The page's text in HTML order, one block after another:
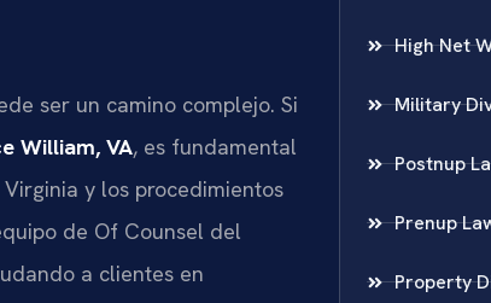
ser un camino complejo. Si
William, VA, es fundamental
y los procedimientos
de Of Counsel del
a clientes en
High Net
Military
Postnup
Prenup
Property